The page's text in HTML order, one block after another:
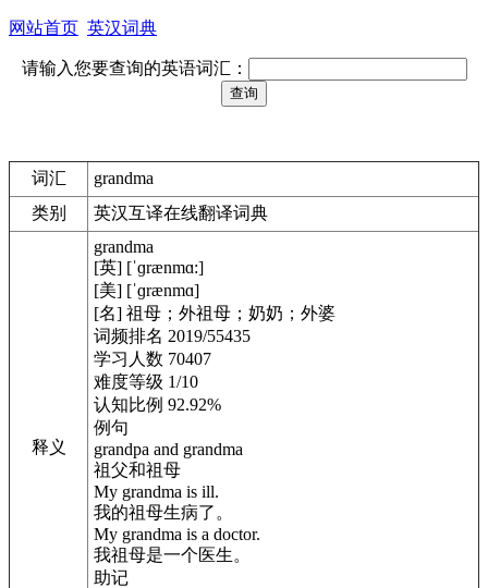
网站首页 英汉词典
请输入您要查询的英语词汇：
词汇
grandma
类别
英汉互译在线翻译词典
释义
grandma
[英] [ˈɡrænmɑ:]
[美] [ˈɡrænmɑ]
[名] 祖母；外祖母；奶奶；外婆
词频排名 2019/55435
学习人数 70407
难度等级 1/10
认知比例 92.92%
例句
grandpa and grandma
祖父和祖母
My grandma is ill.
我的祖母生病了。
My grandma is a doctor.
我祖母是一个医生。
助记